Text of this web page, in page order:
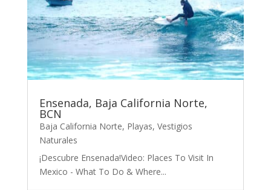
Ensenada, Baja California Norte,
BCN
Baja California Norte, Playas, Vestigios
Naturales
¡Descubre Ensenada!Video: Places To Visit In
Mexico - What To Do & Where...